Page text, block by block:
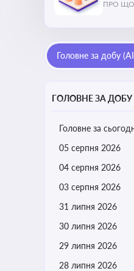
ПРО ЩО
Головне за добу
ГОЛОВНЕ ЗА ДОБУ
Головне за
05 серпня 2026
04 серпня 2026
03 серпня 2026
31 липня 2026
30 липня 2026
29 липня 2026
28 липня 2026